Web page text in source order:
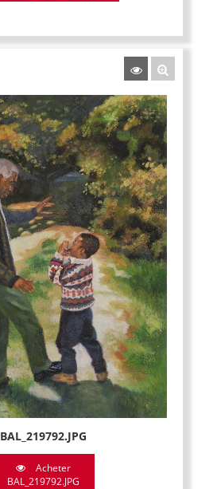
BAL_219792.JPG
Acheter
BAL_219792.JPG